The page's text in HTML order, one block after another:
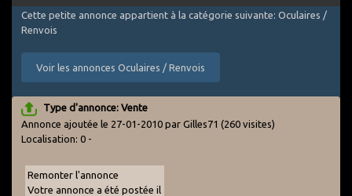
Cette petite annonce appartient à la catégorie suivante: Oculaires /
Renvois
Voir les annonces Oculaires / Renvois
Type d'annonce: Vente
Annonce ajoutée le 27-01-2010 par Gilles71 (260 visites)
Localisation: 0 -
Remonter l'annonce
Votre annonce a été postée il